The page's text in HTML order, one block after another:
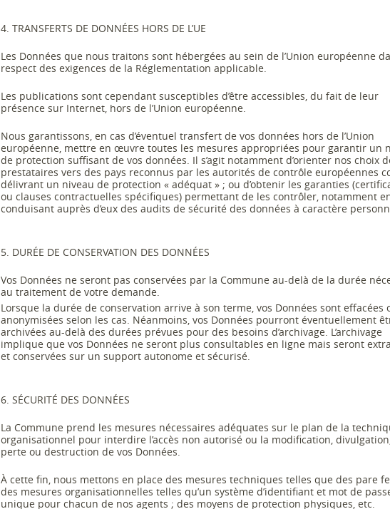
4. TRANSFERTS DE DONNÉES HORS DE L’UE
Les Données que nous traitons sont hébergées au sein de l’Union européenne
respect des exigences de la Réglementation applicable.
Les publications sont cependant susceptibles d’être accessibles, du fait de leur
présence sur Internet, hors de l’Union européenne.
Nous garantissons, en cas d’éventuel transfert de vos données hors de l’Union
européenne, mettre en œuvre toutes les mesures appropriées pour garantir un
de protection suffisant de vos données. Il s’agit notamment d’orienter nos choix
prestataires vers des pays reconnus par les autorités de contrôle européennes
délivrant un niveau de protection « adéquat » ; ou d’obtenir les garanties
ou clauses contractuelles spécifiques) permettant de les contrôler, notamment
conduisant auprès d’eux des audits de sécurité des données à caractère
5. DURÉE DE CONSERVATION DES DONNÉES
Vos Données ne seront pas conservées par la Commune au-delà de la durée
au traitement de votre demande.
Lorsque la durée de conservation arrive à son terme, vos Données sont effacées
anonymisées selon les cas. Néanmoins, vos Données pourront éventuellement
archivées au-delà des durées prévues pour des besoins d’archivage. L’archivage
implique que vos Données ne seront plus consultables en ligne mais seront
et conservées sur un support autonome et sécurisé.
6. SÉCURITÉ DES DONNÉES
La Commune prend les mesures nécessaires adéquates sur le plan de la
organisationnel pour interdire l’accès non autorisé ou la modification,
perte ou destruction de vos Données.
À cette fin, nous mettons en place des mesures techniques telles que des pare
des mesures organisationnelles telles qu’un système d’identifiant et mot de
unique pour chacun de nos agents ; des moyens de protection physiques, etc.